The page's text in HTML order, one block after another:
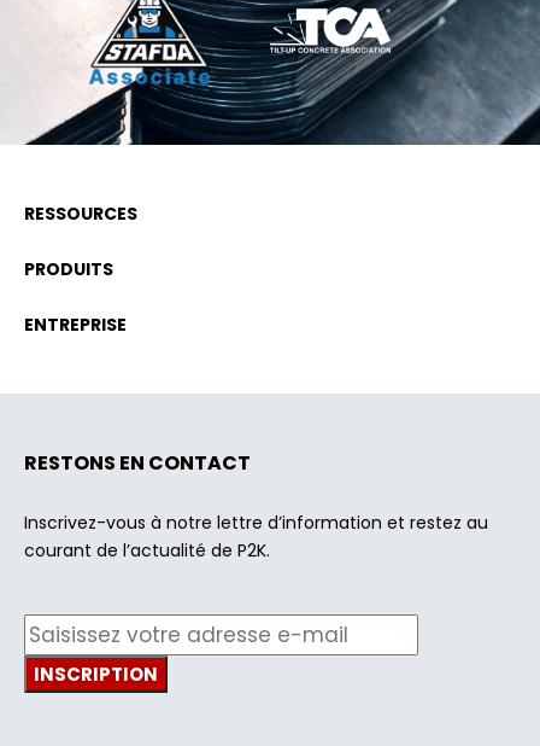
RESSOURCES
PRODUITS
ENTREPRISE
RESTONS EN CONTACT
Inscrivez-vous à notre lettre d’information et restez au
courant de l’actualité de P2K.